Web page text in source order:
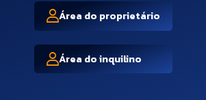
Área do proprietário
Área do inquilino